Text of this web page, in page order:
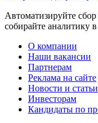
Автоматизируйте
собирайте аналитику
О компании
Наши вакансии
Партнерам
Реклама на сайте
Новости и статьи
Инвесторам
Кандидаты по